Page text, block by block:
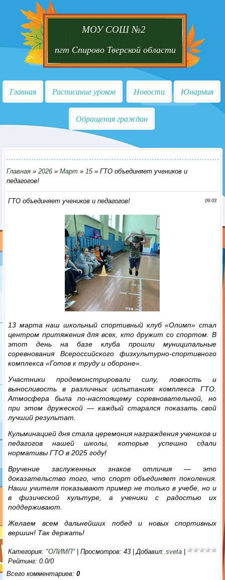
МОУ СОШ №2
пгт Спирово Тверской области
Главная Расписание уроков Новости Юнармия
Обращения граждан
Главная » 2026 » Март » 15» ГТО объединяет учеников и
педагогов!
09:03
ГТО объединяет учеников и педагогов!
13 марта наш школьный спортивный клуб «Олимп» стал
центром притяжения для всех, кто дружит со спортом. В
этот день на базе клуба прошли муниципальные
соревнования Всероссийского физкультурно-спортивного
комплекса «Готов к труду и обороне».
Участники продемонстрировали силу, ловкость и
выносливость в различных испытаниях комплекса ГТО.
Атмосфера была по-настоящему соревновательной, но
при этом дружеской — каждый старался показать свой
лучший результат.
Кульминацией дня стала церемония награждения учеников и
педагогов нашей школы, которые успешно сдали
нормативы ГТО в 2025 году!
Вручение заслуженных знаков отличия — это
доказательство того, что спорт объединяет поколения.
Наши учителя показывают пример не только в учебе, но и
в физической культуре, а ученики с радостью их
поддерживают.
Желаем всем дальнейших побед и новых спортивных
вершин! Так держать!
Категория: "ОЛИМП" Просмотров: 43 |Добавил: sveta
Рейтинг: 0.0/0
Всего комментариев: 0